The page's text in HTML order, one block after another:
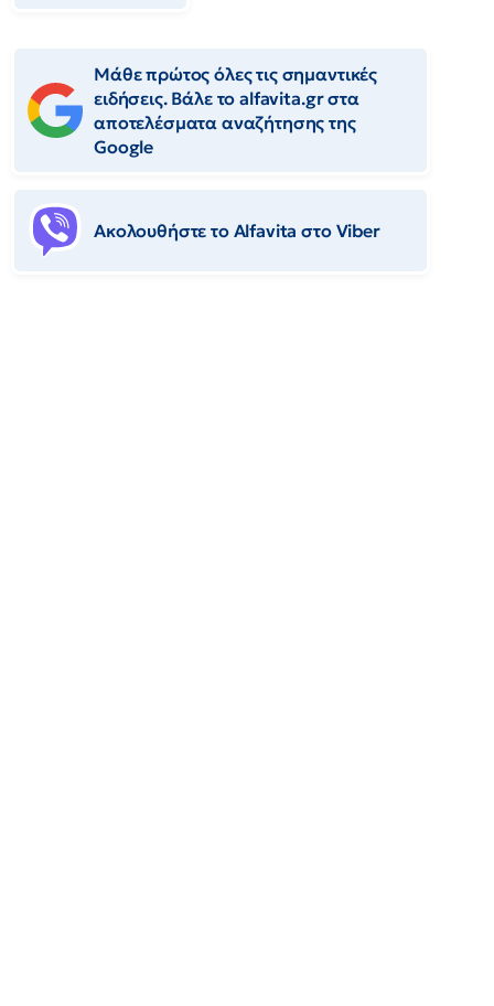
Μάθε πρώτος όλες τις σημαντικές
ειδήσεις. Βάλε το alfavita.gr στα
αποτελέσματα αναζήτησης της
Google
Ακολουθήστε το Αlfavita στο Viber